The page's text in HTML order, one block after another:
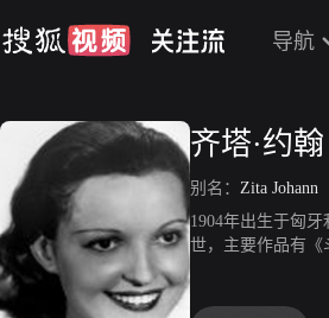
导航
齐塔·约翰
别名： Zita Johann
1904年出生于匈
世，主要作品有《